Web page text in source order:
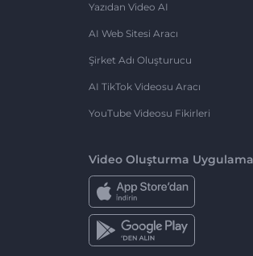
Yazıdan Video AI
AI Web Sitesi Aracı
Şirket Adı Oluşturucu
AI TikTok Videosu Aracı
YouTube Videosu Fikirleri
Video Oluşturma